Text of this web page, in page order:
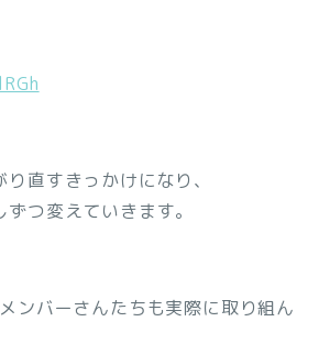
直すきっかけになり、
つ変えていきます。
ンバーさんたちも実際に取り組ん